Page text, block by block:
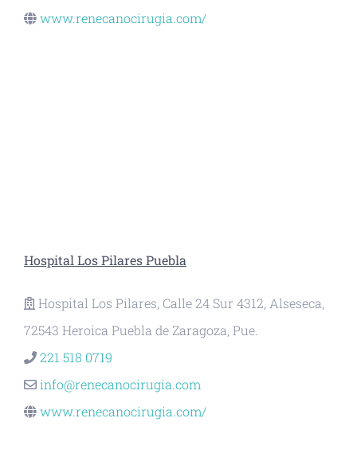
www.renecanocirugia.com/
Hospital Los Pilares Puebla
Hospital Los Pilares, Calle 24 Sur 4312, Alseseca,
72543 Heroica Puebla de Zaragoza, Pue.
221 518 0719
info@renecanocirugia.com
www.renecanocirugia.com/